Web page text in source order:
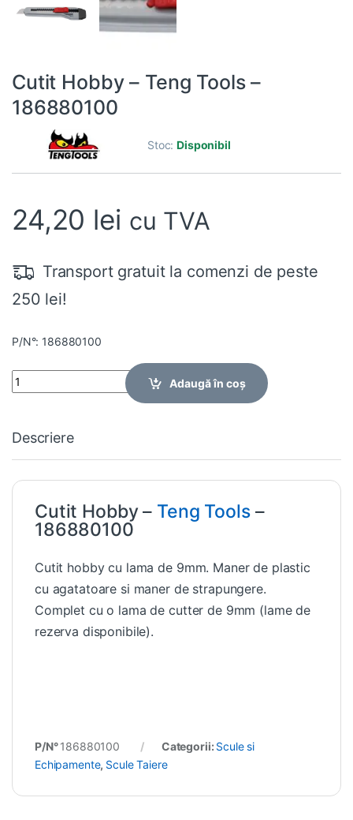
Cutit Hobby – Teng Tools –
186880100
Stoc:Disponibil
24,20 lei cu TVA
Transport gratuit la comenzi de peste
250 lei!
P/N°: 186880100
Quantity
Adaugă în coș
Descriere
Cutit Hobby – Teng Tools–
186880100
Cutit hobby cu lama de 9mm. Maner de plastic
cu agatatoare si maner de strapungere.
Complet cu o lama de cutter de 9mm (lame de
rezerva disponibile).
P/N°186880100 Categorii: Scule si
Echipamente, Scule Taiere